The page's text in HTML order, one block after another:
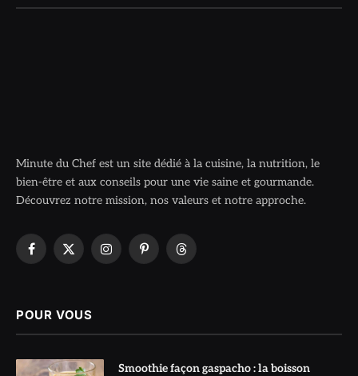
Minute du Chef est un site dédié à la cuisine, la nutrition, le
bien-être et aux conseils pour une vie saine et gourmande.
Découvrez notre mission, nos valeurs et notre approche.
Facebook
X
InstagramPinterestThreads
POUR VOUS
Smoothie façon gaspacho : la boisson